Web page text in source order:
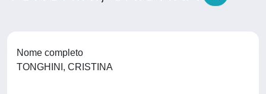
Nome completo
TONGHINI, CRISTINA